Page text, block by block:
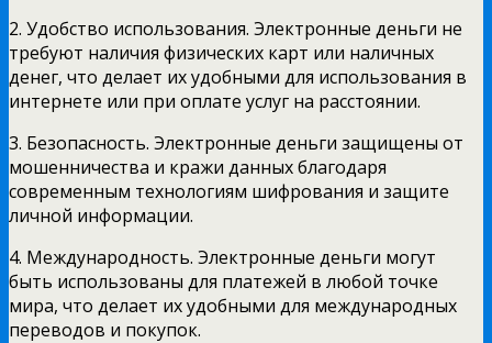
2. Удобство использования. Электронные деньги не
требуют наличия физических карт или наличных
денег, что делает их удобными для использования в
интернете или при оплате услуг на расстоянии.
3. Безопасность. Электронные деньги защищены от
мошенничества и кражи данных благодаря
современным технологиям шифрования и защите
личной информации.
4. Международность. Электронные деньги могут
быть использованы для платежей в любой точке
мира, что делает их удобными для международных
переводов и покупок.